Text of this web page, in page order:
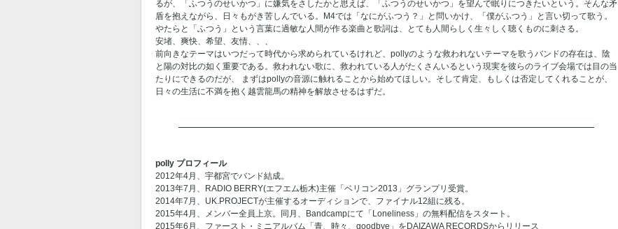
るが、「ふつうのせいかつ」に嫌気をさしたかと思えば、「ふつうのせいかつ」を望んで眠りにつきたいという。そんな矛
盾を抱えながら、日々もがき苦しんでいる。M4では「なにがふつう？」と問いかけ、「僕がふつう」と言い切って歌う。
やたらと「ふつう」という言葉に過敏な人間が作る楽曲と歌詞は、とても人間らしく生々しく聴くものに刺さる。
安堵、爽快、希望、友情、、、
前向きなテーマはいつだって時代から求められているけれど、pollyのような救われないテーマを歌うバンドの存在は、陰
と陽の対比の如く重要である。救われない歌に、救われている人がたくさんいるという現実を彼らのライブ会場では目の当
たりにできるのだが、 まずはpollyの音源に触れることから始めてほしい。そして肯定、もしくは否定してくれることが、
日々の生活に不満を抱く越雲龍馬の精神を解放させるはずだ。
polly プロフィール
2012年4月、宇都宮でバンド結成。
2013年7月、RADIO BERRY(エフエム栃木)主催「ベリコン2013」グランプリ受賞。
2014年7月、UK.PROJECTが主催するオーディションで、ファイナル12組に残る。
2015年4月、メンバー全員上京。同月、Bandcampにて「Loneliness」の無料配信をスタート。
2015年6月、ファースト・ミニアルバム「青、時々、goodbye」をDAIZAWA RECORDSからリリース